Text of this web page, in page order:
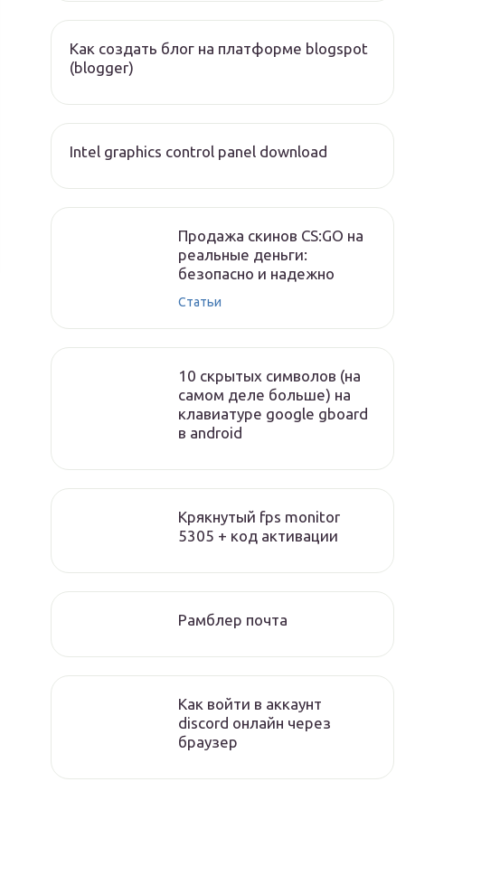
Как создать блог на платформе blogspot
(blogger)
Intel graphics control panel download
Продажа скинов CS:GO на
реальные деньги:
безопасно и надежно
Статьи
10 скрытых символов (на
самом деле больше) на
клавиатуре google gboard
в android
Крякнутый fps monitor
5305 + код активации
Рамблер почта
Как войти в аккаунт
discord онлайн через
браузер